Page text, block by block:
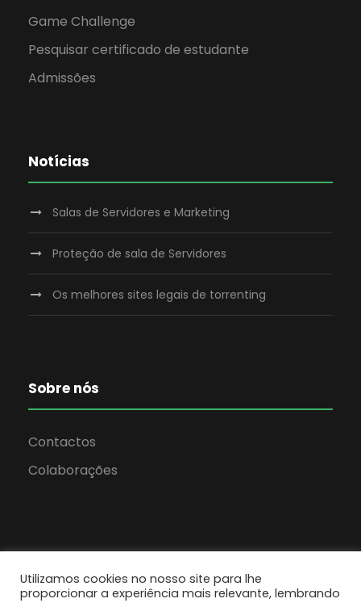
Game Challenge
Pesquisar certificado de estudante
Admissões
Notícias
Salas de Servidores e Marketing
Proteção de sala de Servidores
Os melhores sites legais de torrenting
Sobre nós
Contactos
Colaborações
Utilizamos cookies no nosso site para lhe
proporcionar a experiência mais relevante, lembrando